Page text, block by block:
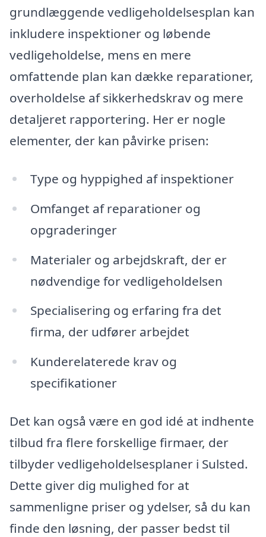
grundlæggende vedligeholdelsesplan kan
inkludere inspektioner og løbende
vedligeholdelse, mens en mere
omfattende plan kan dække reparationer,
overholdelse af sikkerhedskrav og mere
detaljeret rapportering. Her er nogle
elementer, der kan påvirke prisen:
Type og hyppighed af inspektioner
Omfanget af reparationer og
opgraderinger
Materialer og arbejdskraft, der er
nødvendige for vedligeholdelsen
Specialisering og erfaring fra det
firma, der udfører arbejdet
Kunderelaterede krav og
specifikationer
Det kan også være en god idé at indhente
tilbud fra flere forskellige firmaer, der
tilbyder vedligeholdelsesplaner i Sulsted.
Dette giver dig mulighed for at
sammenligne priser og ydelser, så du kan
finde den løsning, der passer bedst til